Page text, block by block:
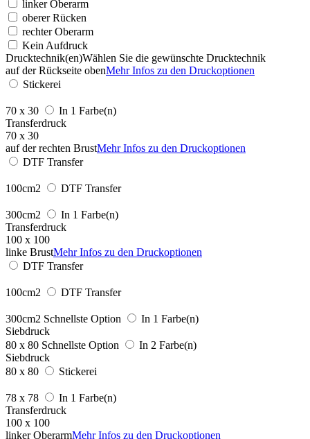
linker Oberarm
oberer Rücken
rechter Oberarm
Kein Aufdruck
Drucktechnik(en)Wählen Sie die gewünschte Drucktechnik
auf der Rückseite obenMehr Infos zu den Druckoptionen
Stickerei
70 x 30
In 1 Farbe(n)
Transferdruck
70 x 30
auf der rechten BrustMehr Infos zu den Druckoptionen
DTF Transfer
100cm2 DTF Transfer
300cm2
In 1 Farbe(n)
Transferdruck
100 x 100
linke BrustMehr Infos zu den Druckoptionen
DTF Transfer
100cm2 DTF Transfer
300cm2 Schnellste Option
In 1 Farbe(n)
Siebdruck
80 x 80 Schnellste Option
In 2 Farbe(n)
Siebdruck
80 x 80
Stickerei
78 x 78
In 1 Farbe(n)
Transferdruck
100 x 100
linker OberarmMehr Infos zu den Druckoptionen